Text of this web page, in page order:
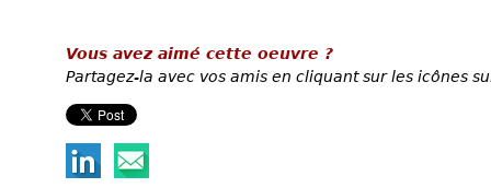
Vous avez aimé cette oeuvre ?
Partagez-la avec vos amis en cliquant sur les icônes